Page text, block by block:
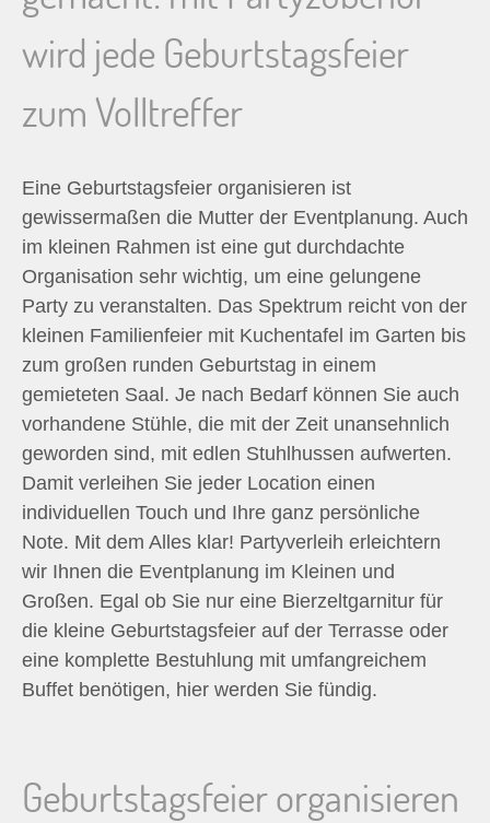
n
a
:
wird jede Geburtstagsfeier
zum Volltreffer
Eine Geburtstagsfeier organisieren ist
gewissermaßen die Mutter der Eventplanung. Auch
im kleinen Rahmen ist eine gut durchdachte
Organisation sehr wichtig, um eine gelungene
Party zu veranstalten. Das Spektrum reicht von der
kleinen Familienfeier mit Kuchentafel im Garten bis
zum großen runden Geburtstag in einem
gemieteten Saal. Je nach Bedarf können Sie auch
vorhandene Stühle, die mit der Zeit unansehnlich
geworden sind, mit edlen Stuhlhussen aufwerten.
Damit verleihen Sie jeder Location einen
individuellen Touch und Ihre ganz persönliche
Note. Mit dem Alles klar! Partyverleih erleichtern
wir Ihnen die Eventplanung im Kleinen und
Großen. Egal ob Sie nur eine Bierzeltgarnitur für
die kleine Geburtstagsfeier auf der Terrasse oder
eine komplette Bestuhlung mit umfangreichem
Buffet benötigen, hier werden Sie fündig.
Geburtstagsfeier organisieren